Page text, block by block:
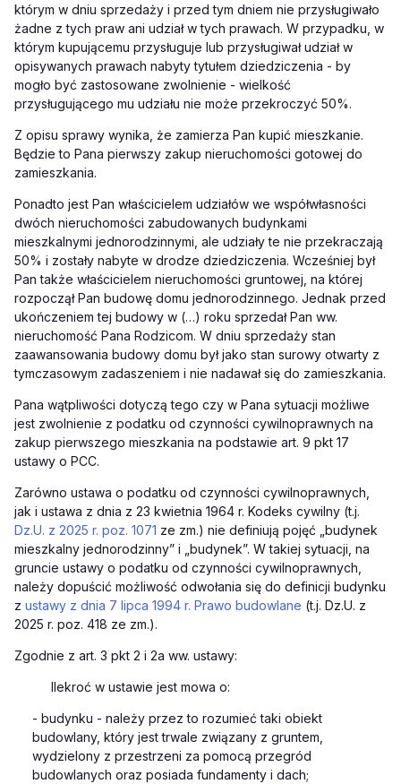
którym w dniu sprzedaży i przed tym dniem nie przysługiwało
żadne z tych praw ani udział w tych prawach. W przypadku, w
którym kupującemu przysługuje lub przysługiwał udział w
opisywanych prawach nabyty tytułem dziedziczenia - by
mogło być zastosowane zwolnienie - wielkość
przysługującego mu udziału nie może przekroczyć 50%.
Z opisu sprawy wynika, że zamierza Pan kupić mieszkanie.
Będzie to Pana pierwszy zakup nieruchomości gotowej do
zamieszkania.
Ponadto jest Pan właścicielem udziałów we współwłasności
dwóch nieruchomości zabudowanych budynkami
mieszkalnymi jednorodzinnymi, ale udziały te nie przekraczają
50% i zostały nabyte w drodze dziedziczenia. Wcześniej był
Pan także właścicielem nieruchomości gruntowej, na której
rozpoczął Pan budowę domu jednorodzinnego. Jednak przed
ukończeniem tej budowy w (…) roku sprzedał Pan ww.
nieruchomość Pana Rodzicom. W dniu sprzedaży stan
zaawansowania budowy domu był jako stan surowy otwarty z
tymczasowym zadaszeniem i nie nadawał się do zamieszkania.
Pana wątpliwości dotyczą tego czy w Pana sytuacji możliwe
jest zwolnienie z podatku od czynności cywilnoprawnych na
zakup pierwszego mieszkania na podstawie art. 9 pkt 17
ustawy o PCC.
Zarówno ustawa o podatku od czynności cywilnoprawnych,
jak i ustawa z dnia z 23 kwietnia 1964 r. Kodeks cywilny (t.j.
Dz.U. z 2025 r. poz. 1071 ze zm.) nie definiują pojęć „budynek
mieszkalny jednorodzinny” i „budynek”. W takiej sytuacji, na
gruncie ustawy o podatku od czynności cywilnoprawnych,
należy dopuścić możliwość odwołania się do definicji budynku
z ustawy z dnia 7 lipca 1994 r. Prawo budowlane (t.j. Dz.U. z
2025 r. poz. 418 ze zm.).
Zgodnie z art. 3 pkt 2 i 2a ww. ustawy:
Ilekroć w ustawie jest mowa o:
- budynku - należy przez to rozumieć taki obiekt
budowlany, który jest trwale związany z gruntem,
wydzielony z przestrzeni za pomocą przegród
budowlanych oraz posiada fundamenty i dach;